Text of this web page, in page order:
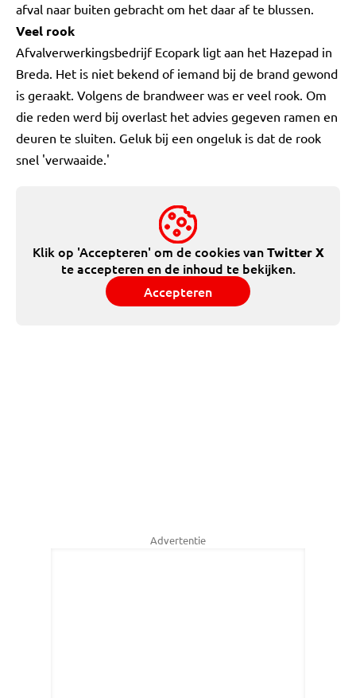
afval naar buiten gebracht om het daar af te blussen.
Veel rook
Afvalverwerkingsbedrijf Ecopark ligt aan het Hazepad in
Breda. Het is niet bekend of iemand bij de brand gewond
is geraakt. Volgens de brandweer was er veel rook. Om
die reden werd bij overlast het advies gegeven ramen en
deuren te sluiten. Geluk bij een ongeluk is dat de rook
snel 'verwaaide.'
Klik op 'Accepteren' om de cookies vanTwitter X
te accepteren en de inhoud te bekijken.
Accepteren
Advertentie